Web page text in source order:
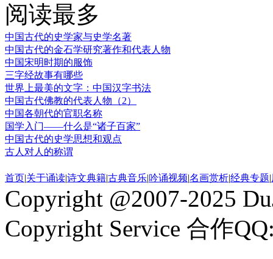
阅读最多
中国古代的史学家与史学名著
中国古代的金石学研究著作和代表人物
中国宋明时期的服饰
三字经故事有哪些
世界上最美的文字：中国汉字书法
中国古代佛教的代表人物（2）
中国各朝代的官职名称
国学入门——什么是“诸子百家”
中国古代的史学思想和观点
古人对人的称谓
首页|关于诵读|诗文典籍|古典音乐|吟诵视频|名画赏析|经典专题|
Copyright @2007-2025
Copyright Service 合作